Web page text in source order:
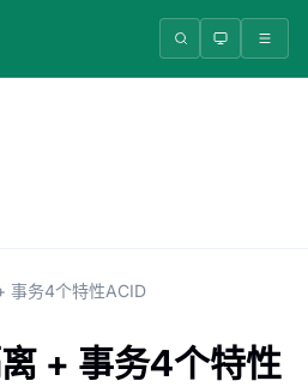
事务4个特性ACID
+ 事务4个特性